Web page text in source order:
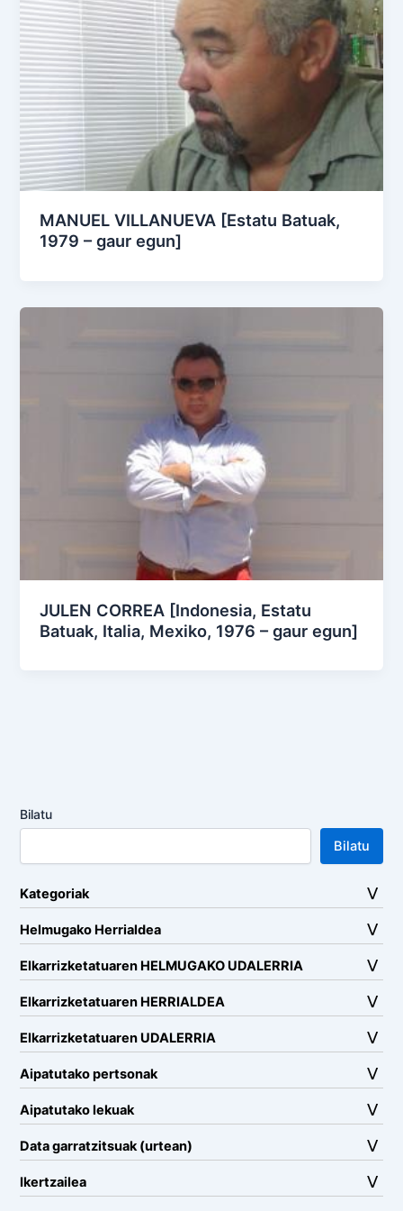
MANUEL VILLANUEVA [Estatu Batuak,
1979 – gaur egun]
JULEN CORREA [Indonesia, Estatu
Batuak, Italia, Mexiko, 1976 – gaur egun]
Bilatu
Bilatu
Kategoriak
Helmugako Herrialdea
Elkarrizketatuaren HELMUGAKO UDALERRIA
Elkarrizketatuaren HERRIALDEA
Elkarrizketatuaren UDALERRIA
Aipatutako pertsonak
Aipatutako lekuak
Data garratzitsuak (urtean)
Ikertzailea